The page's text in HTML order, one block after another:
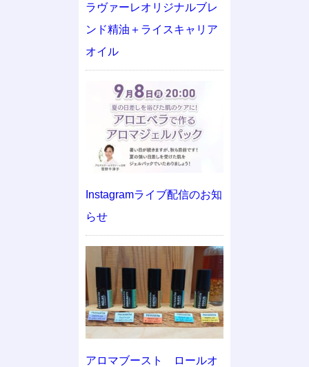
ラヴァーレオリジナルブレ
ンド精油＋ライスキャリア
オイル
Instagramライブ配信のお知
らせ
アロマブースト ロールオ